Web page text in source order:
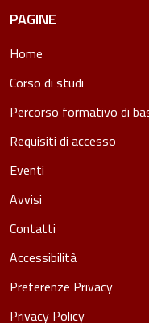
PAGINE
Home
Corso di studi
Percorso formativo di
Requisiti di accesso
Eventi
Avvisi
Contatti
Accessibilità
Preferenze Privacy
Privacy Policy